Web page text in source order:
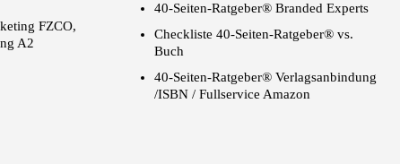
FZCO,
A2
40-Seiten-Ratgeber® Branded Experts
Checkliste 40-Seiten-Ratgeber® vs.
Buch
40-Seiten-Ratgeber® Verlagsanbindung
/ISBN / Fullservice Amazon